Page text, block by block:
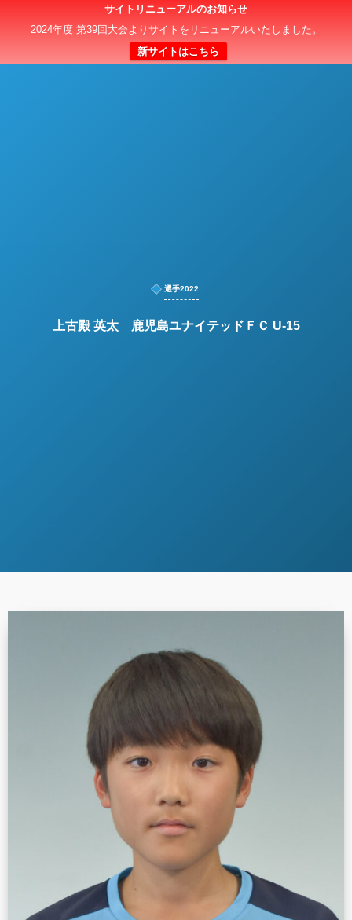
サイトリニューアルのお知らせ
2024年度 第39回大会よりサイトをリニューアルいたしました。
新サイトはこちら
日本クラブユースサッカー選手権（U-15）大会
選手2022
上古殿 英太 鹿児島ユナイテッドＦＣ U-15